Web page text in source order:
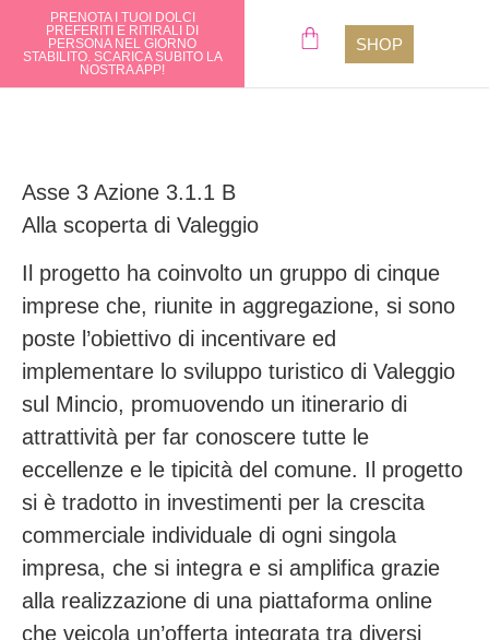
PRENOTA I TUOI DOLCI
PREFERITI E RITIRALI DI
PERSONA NEL GIORNO
STABILITO. SCARICA SUBITO LA
NOSTRA APP!
SPECIALITÀ, SPEDIAMO IN
TUTTA ITALIASHOP
Asse 3 Azione 3.1.1 B
Alla scoperta di Valeggio
Il progetto ha coinvolto un gruppo di cinque
imprese che, riunite in aggregazione, si sono
poste l’obiettivo di incentivare ed
implementare lo sviluppo turistico di Valeggio
sul Mincio, promuovendo un itinerario di
attrattività per far conoscere tutte le
eccellenze e le tipicità del comune. Il progetto
si è tradotto in investimenti per la crescita
commerciale individuale di ogni singola
impresa, che si integra e si amplifica grazie
alla realizzazione di una piattaforma online
che veicola un’offerta integrata tra diversi